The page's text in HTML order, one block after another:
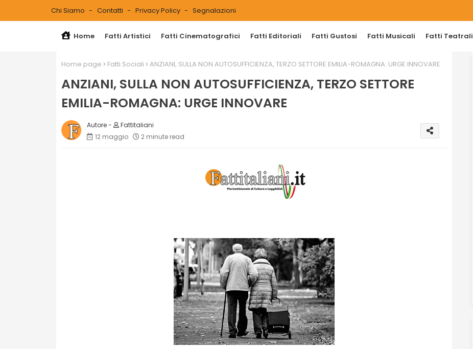
Chi Siamo Contatti Privacy Policy Segnalazioni
Home Fatti Artistici Fatti Cinematografici Fatti Editoriali Fatti Gustosi Fatti Musicali Fatti Teatrali
Home page Fatti Sociali ANZIANI, SULLA NON AUTOSUFFICIENZA, TERZO SETTORE EMILIA-ROMAGNA: URGE INNOVARE
ANZIANI, SULLA NON AUTOSUFFICIENZA, TERZO SETTORE
EMILIA-ROMAGNA: URGE INNOVARE
Fattitaliani
12 maggio
2 minute read